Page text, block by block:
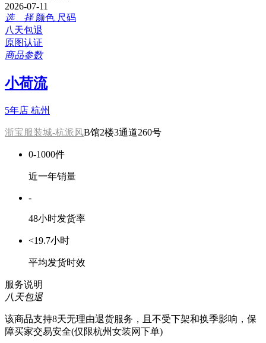
2026-07-11
选 择 颜色 尺码
八天包退
原图认证
商品参数
小荷流
5年店 杭州
浙宝服装城-杭派风B馆2楼3通道260号
0-1000件
近一年销量
-
48小时发货率
<19.7小时
平均发货时效
服务说明
八天包退
该商品支持8天无理由退货服务，且不受下架和换季影响，保
障买家交易安全(仅限杭州女装网下单)